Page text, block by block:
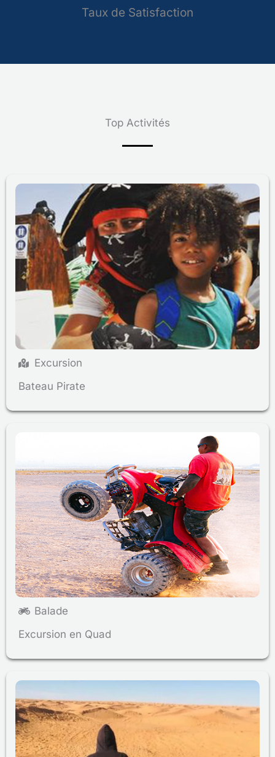
Taux de Satisfaction
Top Activités
Excursion
Bateau Pirate
Balade
Excursion en Quad